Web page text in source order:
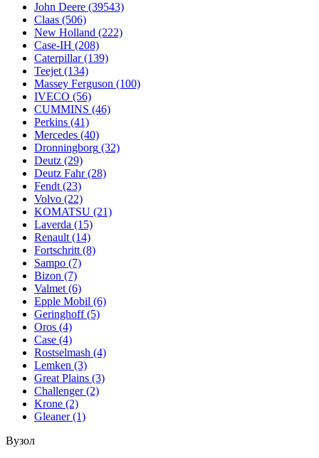
John Deere (39543)
Claas (506)
New Holland (222)
Case-IH (208)
Caterpillar (139)
Teejet (134)
Massey Ferguson (100)
IVECO (56)
CUMMINS (46)
Perkins (41)
Mercedes (40)
Dronningborg (32)
Deutz (29)
Deutz Fahr (28)
Fendt (23)
Volvo (22)
KOMATSU (21)
Laverda (15)
Renault (14)
Fortschritt (8)
Sampo (7)
Bizon (7)
Valmet (6)
Epple Mobil (6)
Geringhoff (5)
Oros (4)
Case (4)
Rostselmash (4)
Lemken (3)
Great Plaіns (3)
Challenger (2)
Krone (2)
Gleaner (1)
Вузол